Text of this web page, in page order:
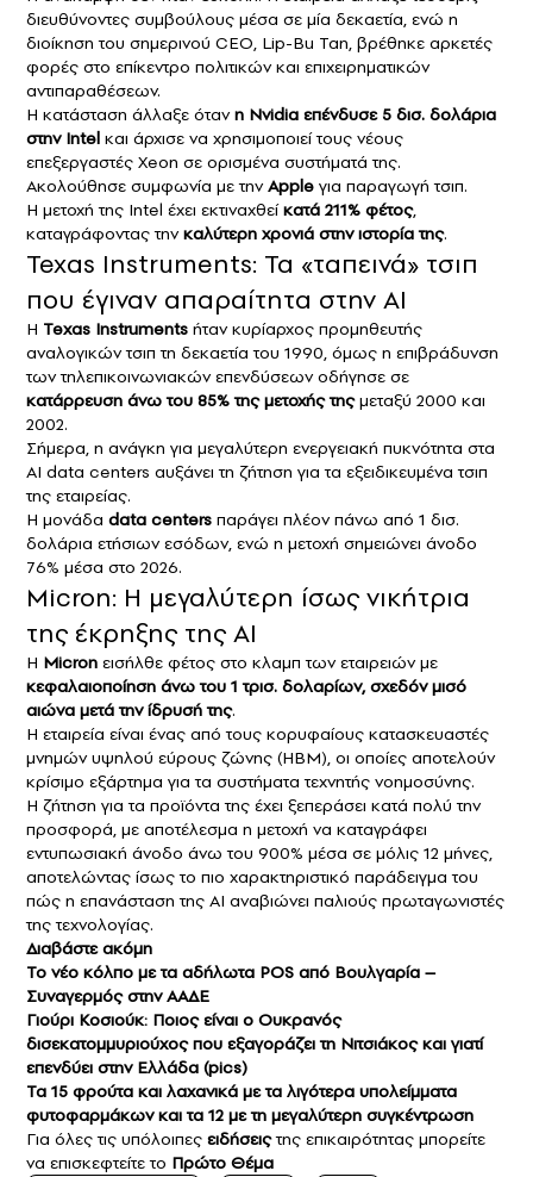
διευθύνοντες συμβούλους μέσα σε μία δεκαετία, ενώ η
διοίκηση του σημερινού CEO, Lip-Bu Tan, βρέθηκε αρκετές
φορές στο επίκεντρο πολιτικών και επιχειρηματικών
αντιπαραθέσεων.
Η κατάσταση άλλαξε ότανη Nvidia επένδυσε 5 δισ. δολάρια
στην Intel και άρχισε να χρησιμοποιεί τους νέους
επεξεργαστές Xeon σε ορισμένα συστήματά της.
Ακολούθησε συμφωνία με τηνApple για παραγωγή τσιπ.
Η μετοχή της Intel έχει εκτιναχθείκατά 211% φέτος,
καταγράφοντας τηνκαλύτερη χρονιά στην ιστορία της.
Texas Instruments: Τα «ταπεινά» τσιπ
που έγιναν απαραίτητα στην AI
Η Texas Instruments ήταν κυρίαρχος προμηθευτής
αναλογικών τσιπ τη δεκαετία του 1990, όμως η επιβράδυνση
των τηλεπικοινωνιακών επενδύσεων οδήγησε σε
κατάρρευση άνω του 85% της μετοχής τηςμεταξύ 2000 και
2002.
Σήμερα, η ανάγκη για μεγαλύτερη ενεργειακή πυκνότητα στα
AI data centers αυξάνει τη ζήτηση για τα εξειδικευμένα τσιπ
της εταιρείας.
Η μονάδα data centers παράγει πλέον πάνω από 1 δισ.
δολάρια ετήσιων εσόδων, ενώ η μετοχή σημειώνει άνοδο
76% μέσα στο 2026.
Micron: Η μεγαλύτερη ίσως νικήτρια
της έκρηξης της AI
Η Micron εισήλθε φέτος στο κλαμπ των εταιρειών με
κεφαλαιοποίηση άνω του 1 τρισ. δολαρίων, σχεδόν μισό
αιώνα μετά την ίδρυσή της.
Η εταιρεία είναι ένας από τους κορυφαίους κατασκευαστές
μνημών υψηλού εύρους ζώνης (HBM), οι οποίες αποτελούν
κρίσιμο εξάρτημα για τα συστήματα τεχνητής νοημοσύνης.
Η ζήτηση για τα προϊόντα της έχει ξεπεράσει κατά πολύ την
προσφορά, με αποτέλεσμα η μετοχή να καταγράφει
εντυπωσιακή άνοδο άνω του 900% μέσα σε μόλις 12 μήνες,
αποτελώντας ίσως το πιο χαρακτηριστικό παράδειγμα του
πώς η επανάσταση της AI αναβιώνει παλιούς πρωταγωνιστές
της τεχνολογίας.
Διαβάστε ακόμη
Το νέο κόλπο με τα αδήλωτα POS από Βουλγαρία –
Συναγερμός στην ΑΑΔΕ
Γιούρι Κοσιούκ: Ποιος είναι ο Ουκρανός
δισεκατομμυριούχος που εξαγοράζει τη Νιτσιάκος και γιατί
επενδύει στην Ελλάδα (pics)
Τα 15 φρούτα και λαχανικά με τα λιγότερα υπολείμματα
φυτοφαρμάκων και τα 12 με τη μεγαλύτερη συγκέντρωση
Για όλες τις υπόλοιπες ειδήσειςτης επικαιρότητας μπορείτε
να επισκεφτείτε το Πρώτο Θέμα